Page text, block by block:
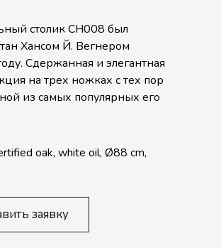
столик CH008 был
Хансом Й. Вегнером
Сдержанная и элегантная
на трех ножках с тех пор
из самых популярных его
oak, white oil, Ø88 cm,
заявку